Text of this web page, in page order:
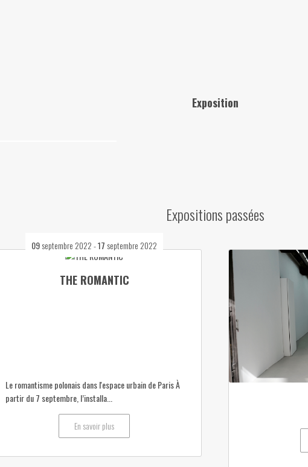
Exposition
Expositions passées
09septembre 2022-17 septembre 2022
THE ROMANTIC
Le romantisme polonais dans l'espace urbain de Paris À
partir du 7 septembre, l’installa...
En savoir plus